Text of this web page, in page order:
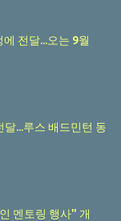
전달...오는 9월
...루스 배드민턴 동
멘토링 행사" 개